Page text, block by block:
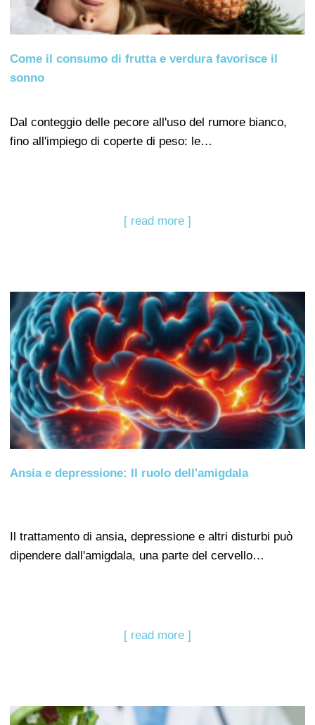
Come il consumo di frutta e verdura favorisce il
sonno
Dal conteggio delle pecore all'uso del rumore bianco,
fino all'impiego di coperte di peso: le…
[ read more ]
Ansia e depressione: Il ruolo dell'amigdala
Il trattamento di ansia, depressione e altri disturbi può
dipendere dall'amigdala, una parte del cervello…
[ read more ]